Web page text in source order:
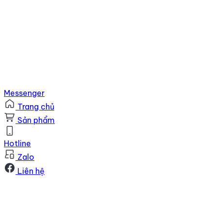
Messenger
Trang chủ
Sản phẩm
Hotline
Zalo
Liên hệ